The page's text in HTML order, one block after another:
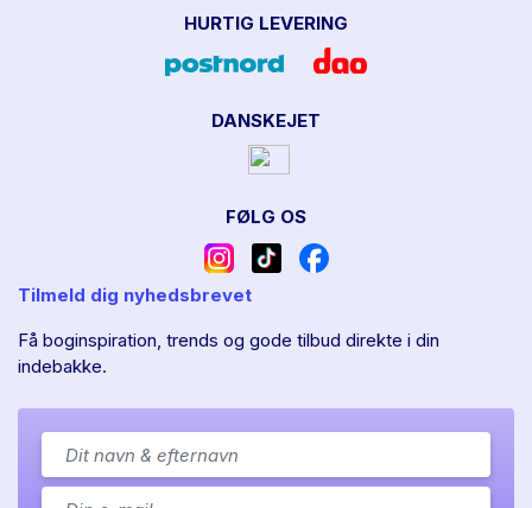
HURTIG LEVERING
DANSKEJET
FØLG OS
Tilmeld dig nyhedsbrevet
Få boginspiration, trends og gode tilbud direkte i din
indebakke.